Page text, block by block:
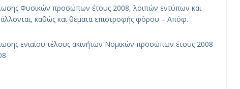
Φυσικών προσώπων έτους 2008, λοιπών εντύπων και
καθώς και θέματα επιστροφής φόρου – Απόφ.
ενιαίου τέλους ακινήτων Νομικών προσώπων έτους 2008